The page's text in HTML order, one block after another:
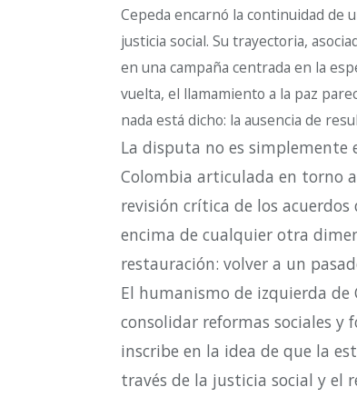
Cepeda encarnó la continuidad de
justicia social. Su trayectoria,
en una campaña centrada en la
vuelta, el llamamiento a la paz
nada está dicho: la ausencia de
La disputa no es simplemente
Colombia articulada en torno
revisión crítica de los
encima de cualquier otra
restauración: volver a un
El humanismo de izquierda de
consolidar reformas sociales y
inscribe en la idea de que la
través de la justicia social y el